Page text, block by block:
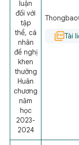
luận
đối với
tập
thể, cá
nhân
đề nghị
khen
thưởng
Huân
chương
năm
học
2023-
2024
Tài